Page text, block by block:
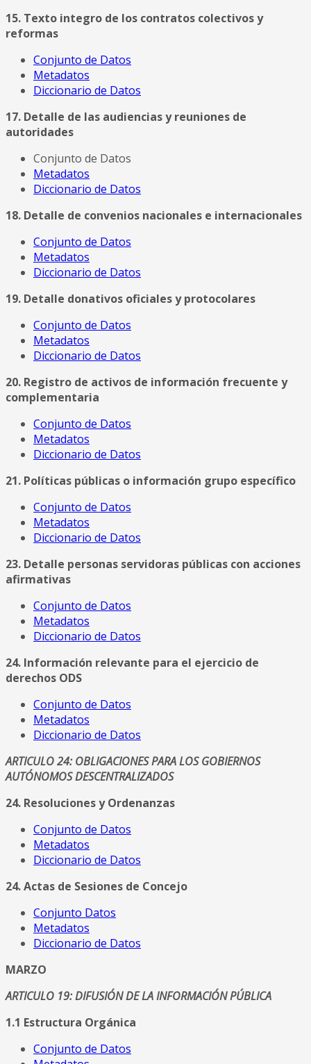
15. Texto integro de los contratos colectivos y
reformas
Conjunto de Datos
Metadatos
Diccionario de Datos
17. Detalle de las audiencias y reuniones de
autoridades
Conjunto de Datos
Metadatos
Diccionario de Datos
18. Detalle de convenios nacionales e internacionales
Conjunto de Datos
Metadatos
Diccionario de Datos
19. Detalle donativos oficiales y protocolares
Conjunto de Datos
Metadatos
Diccionario de Datos
20. Registro de activos de información frecuente y
complementaria
Conjunto de Datos
Metadatos
Diccionario de Datos
21. Políticas públicas o información grupo específico
Conjunto de Datos
Metadatos
Diccionario de Datos
23. Detalle personas servidoras públicas con acciones
afirmativas
Conjunto de Datos
Metadatos
Diccionario de Datos
24. Información relevante para el ejercicio de
derechos ODS
Conjunto de Datos
Metadatos
Diccionario de Datos
ARTICULO 24: OBLIGACIONES PARA LOS GOBIERNOS
AUTÓNOMOS DESCENTRALIZADOS
24. Resoluciones y Ordenanzas
Conjunto de Datos
Metadatos
Diccionario de Datos
24. Actas de Sesiones de Concejo
Conjunto Datos
Metadatos
Diccionario de Datos
MARZO
ARTICULO 19: DIFUSIÓN DE LA INFORMACIÓN PÚBLICA
1.1 Estructura Orgánica
Conjunto de Datos